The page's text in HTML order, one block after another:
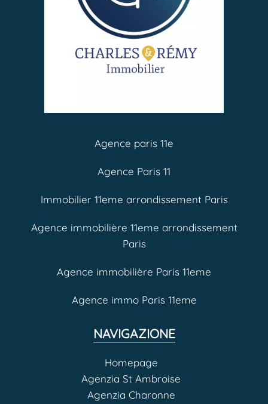
Agence paris 11e
Agence Paris 11
Immobilier 11eme arrondissement Paris
Agence immobilière 11eme arrondissement
Paris
Agence immobilière Paris 11eme
Agence immo Paris 11eme
NAVIGAZIONE
Homepage
Agenzia St Ambroise
Agenzia Charonne